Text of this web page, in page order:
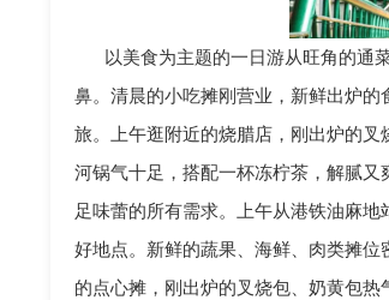
以美食为主题的一日游从旺角的通
鼻。清晨的小吃摊刚营业，新鲜出炉
旅。上午逛附近的烧腊店，刚出炉的
河锅气十足，搭配一杯冻柠茶，解腻
足味蕾的所有需求。上午从港铁油麻
好地点。新鲜的蔬果、海鲜、肉类摊
的点心摊，刚出炉的叉烧包、奶黄包